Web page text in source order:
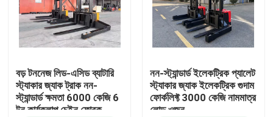
আমাদের সম্পর্কে
কারখানা ভ্রমণ
মান নিয়ন্ত্রণ
বড় টননেজ লিড-এসিড ব্যাটারি
স্ট্যাকার জ্যাক ট্রাক নন-
স্ট্যান্ডার্ড ক্ষমতা 6000 কেজি 6
টন কার্যকলাপ চেইন ফোরক
নন-স্ট্যান্ডার্ড ইলেকট্রিক প্যালেট
স্ট্যাকার জ্যাক ইলেকট্রিক গুদাম
ফোর্কলিফ্ট 3000 কেজি নামমাত্র
লোড ওজন